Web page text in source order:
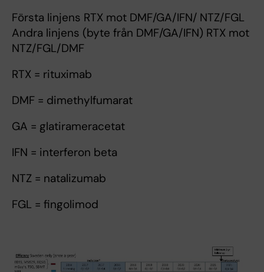
Första linjens RTX mot DMF/GA/IFN/ NTZ/FGL
Andra linjens (byte från DMF/GA/IFN) RTX mot
NTZ/FGL/DMF
RTX = rituximab
DMF = dimethylfumarat
GA = glatirameracetat
IFN = interferon beta
NTZ = natalizumab
FGL = fingolimod